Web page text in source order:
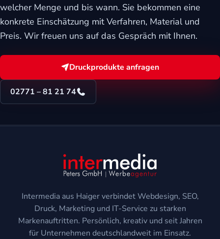
welcher Menge und bis wann. Sie bekommen eine
konkrete Einschätzung mit Verfahren, Material und
Preis. Wir freuen uns auf das Gespräch mit Ihnen.
Druckprodukte anfragen
02771 – 81 21 74
Intermedia aus Haiger verbindet Webdesign, SEO,
Druck, Marketing und IT-Service zu starken
Markenauftritten. Persönlich, kreativ und seit Jahren
für Unternehmen deutschlandweit im Einsatz.